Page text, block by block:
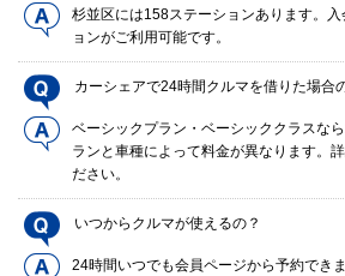
杉並区には158ステーションあります。
ョンがご利用可能です。
カーシェアで24時間クルマを借りた場合
ベーシックプラン・ベーシッククラスな
ランと車種によって料金が異なります。
ださい。
いつからクルマが使えるの？
24時間いつでも会員ページから予約でき